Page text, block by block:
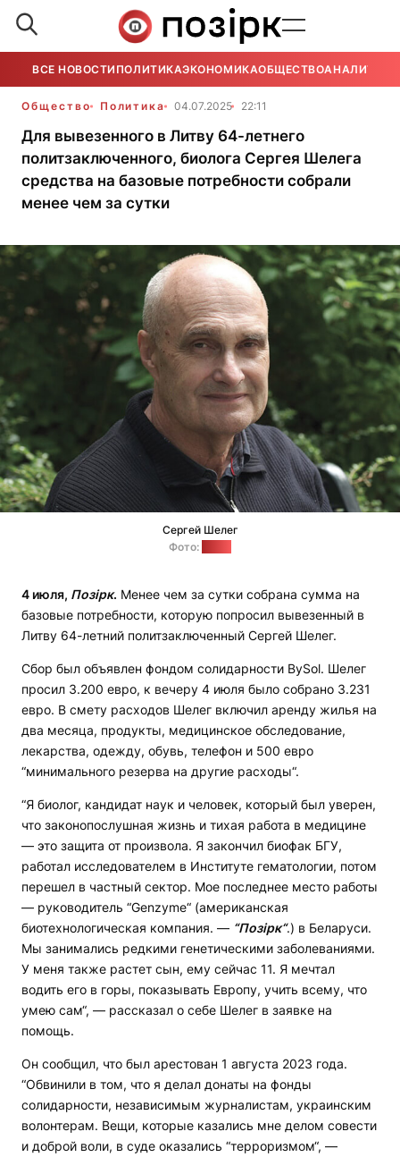
ВСЕ НОВОСТИ ПОЛИТИКАЭКОНОМИКАОБЩЕСТВОАНАЛИТИКА
Общество Политика 04.07.2025 22:11
Для вывезенного в Литву 64-летнего
политзаключенного, биолога Сергея Шелега
средства на базовые потребности собрали
менее чем за сутки
Сергей Шелег
Фото:
4 июля, Позірк. Менее чем за сутки собрана сумма на
базовые потребности, которую попросил вывезенный в
Литву 64-летний политзаключенный Сергей Шелег.
Сбор был объявлен фондом солидарности BySol. Шелег
просил 3.200 евро, к вечеру 4 июля было собрано 3.231
евро. В смету расходов Шелег включил аренду жилья на
два месяца, продукты, медицинское обследование,
лекарства, одежду, обувь, телефон и 500 евро
“минимального резерва на другие расходы“.
“Я биолог, кандидат наук и человек, который был уверен,
что законопослушная жизнь и тихая работа в медицине
— это защита от произвола. Я закончил биофак БГУ,
работал исследователем в Институте гематологии, потом
перешел в частный сектор. Мое последнее место работы
— руководитель “Genzyme“ (американская
биотехнологическая компания. — “Позірк“.) в Беларуси.
Мы занимались редкими генетическими заболеваниями.
У меня также растет сын, ему сейчас 11. Я мечтал
водить его в горы, показывать Европу, учить всему, что
умею сам“, — рассказал о себе Шелег в заявке на
помощь.
Он сообщил, что был арестован 1 августа 2023 года.
“Обвинили в том, что я делал донаты на фонды
солидарности, независимым журналистам, украинским
волонтерам. Вещи, которые казались мне делом совести
и доброй воли, в суде оказались “терроризмом“, —